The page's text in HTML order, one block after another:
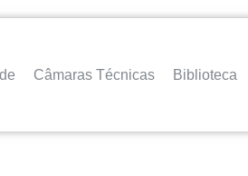
Câmaras Técnicas Biblioteca